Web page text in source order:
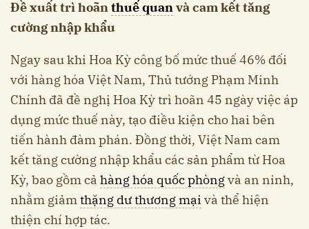
Đề xuất trì hoãnthuế quanvà cam kết tăng
cường nhập khẩu
Ngay sau khi Hoa Kỳ công bố mức thuế 46% đối
với hàng hóa Việt Nam, Thủ tướng Phạm Minh
Chính đã đề nghị Hoa Kỳ trì hoãn 45 ngày việc áp
dụng mức thuế này, tạo điều kiện cho hai bên
tiến hành đàm phán. Đồng thời, Việt Nam cam
kết tăng cường nhập khẩu các sản phẩm từ Hoa
Kỳ, bao gồm cả hàng hóa quốc phòngvà an ninh,
nhằm giảmthặng dư thương mại và thể hiện
thiện chí hợp tác. ​